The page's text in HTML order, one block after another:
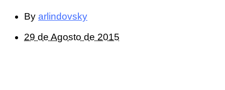
By arlindovsky
29 de Agosto de 2015